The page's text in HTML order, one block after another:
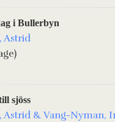
i Bullerbyn
Astrid
sjöss
Astrid & Vang-Nyman,